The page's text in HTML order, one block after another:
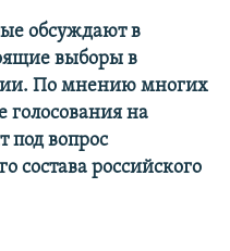
обсуждают в
выборы в
По мнению многих
голосования на
под вопрос
состава российского